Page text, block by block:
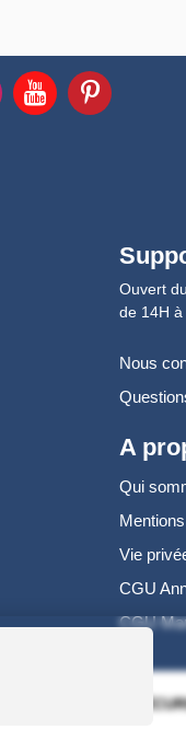
Ouvert
de 14H à
Nous
A
Qui
Vie
CGU
CGU
100% PAIEMENT